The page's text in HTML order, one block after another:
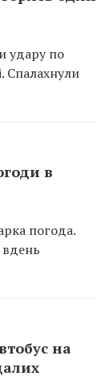
удару по
Спалахнули
в
погода.
вдень
на